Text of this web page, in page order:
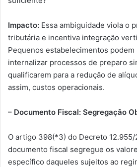
Impacto: Essa ambiguidade viola o
tributária e incentiva integração
Pequenos estabelecimentos
internalizar processos de preparo
qualificarem para a redução de
assim, custos operacionais.
– Documento Fiscal: Segregação
O artigo 398(*3) do Decreto
documento fiscal segregue os
específico daqueles sujeitos ao